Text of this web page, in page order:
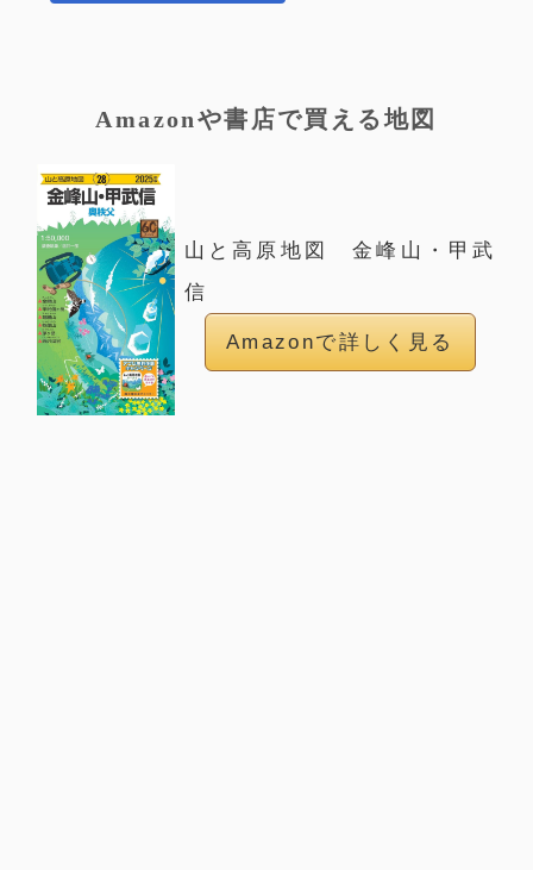
Amazonや書店で買える地図
山と高原地図 金峰山・甲武
信
Amazonで詳しく見る